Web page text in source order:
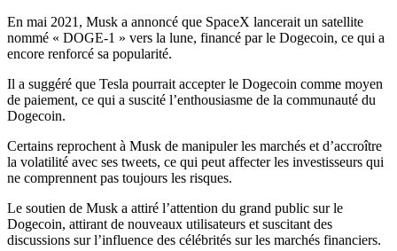
En mai 2021, Musk a annoncé que SpaceX lancerait un satellite
nommé « DOGE-1 » vers la lune, financé par le Dogecoin, ce qui a
encore renforcé sa popularité.
Il a suggéré que Tesla pourrait accepter le Dogecoin comme moyen
de paiement, ce qui a suscité l’enthousiasme de la communauté du
Dogecoin.
Certains reprochent à Musk de manipuler les marchés et d’accroître
la volatilité avec ses tweets, ce qui peut affecter les investisseurs qui
ne comprennent pas toujours les risques.
Le soutien de Musk a attiré l’attention du grand public sur le
Dogecoin, attirant de nouveaux utilisateurs et suscitant des
discussions sur l’influence des célébrités sur les marchés financiers.